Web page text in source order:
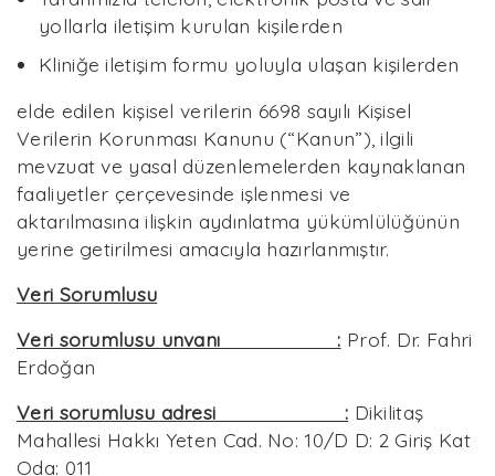
yollarla iletişim kurulan kişilerden
Kliniğe iletişim formu yoluyla ulaşan kişilerden
elde edilen kişisel verilerin 6698 sayılı Kişisel
Verilerin Korunması Kanunu (“Kanun”), ilgili
mevzuat ve yasal düzenlemelerden kaynaklanan
faaliyetler çerçevesinde işlenmesi ve
aktarılmasına ilişkin aydınlatma yükümlülüğünün
yerine getirilmesi amacıyla hazırlanmıştır.
Veri Sorumlusu
Veri sorumlusu unvanı : Prof. Dr. Fahri
Erdoğan
Veri sorumlusu adresi : Dikilitaş
Mahallesi Hakkı Yeten Cad. No: 10/D D: 2 Giriş Kat
Oda: 011